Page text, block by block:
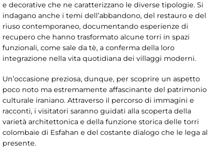
e decorative che ne caratterizzano le diverse tipologie. Si
indagano anche i temi dell’abbandono, del restauro e del
riuso contemporaneo, documentando esperienze di
recupero che hanno trasformato alcune torri in spazi
funzionali, come sale da tè, a conferma della loro
integrazione nella vita quotidiana dei villaggi moderni.
Un’occasione preziosa, dunque, per scoprire un aspetto
poco noto ma estremamente affascinante del patrimonio
culturale iraniano. Attraverso il percorso di immagini e
racconti, i visitatori saranno guidati alla scoperta della
varietà architettonica e della funzione storica delle torri
colombaie di Esfahan e del costante dialogo che le lega al
presente.